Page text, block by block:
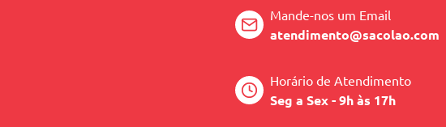
Mande-nos um Email
atendimento@sacolao.com
Horário de Atendimento
Seg a Sex - 9h às 17h